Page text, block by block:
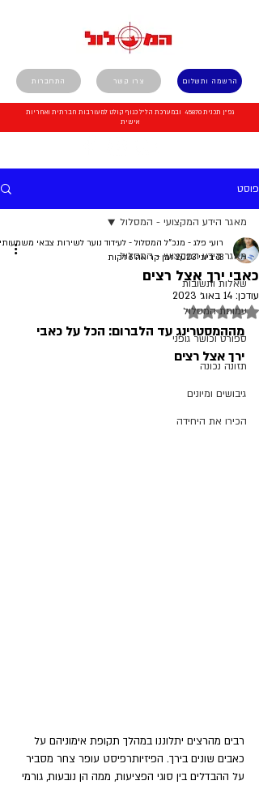
התחברות הרשמה ותשלום צרו קשר
גפ"ן תכנית 45870 ובמערכת הל"ל כגוף קולט למעורבות חברתית ואחריות
אישית
פוסט
מאגר הידע המקצועי - המסלול
שאלות ותשובות
עמותת המסלול
ספורט וכושר גופני
תזונה נכונה
גיבושים ומיונים
הכירו את היחידה
מאגר הידע המקצועי - המסלול
כאבי ירך אצל רצים
רועי פלג - מנכ"ל המסלול - לעידוד נוער לשירות צבאי משמעותי
18 ביוני 2023
זמן קריאה 6 דקות
עודכן: 14 באוג׳ 2023
דירוג של NaN מתוך 5 כוכבים
מההמסטרינג עד הלברום: הכל על כאבי
ירך אצל רצים
רבים מהרצים יתלוננו במהלך תקופת אימוניהם על
כאבים שונים בירך. הפיזיותרפיסט עופר צחר מסביר
על ההבדלים בין סוגי הפציעות, ממה הן נובעות, גורמי